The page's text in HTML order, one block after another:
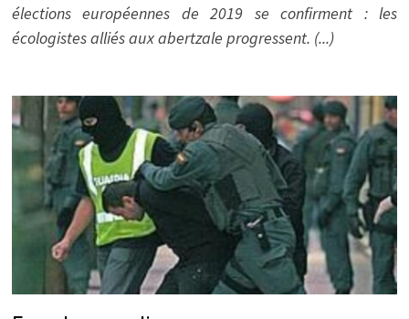
élections européennes de 2019 se confirment : les
écologistes alliés aux abertzale progressent. (...)